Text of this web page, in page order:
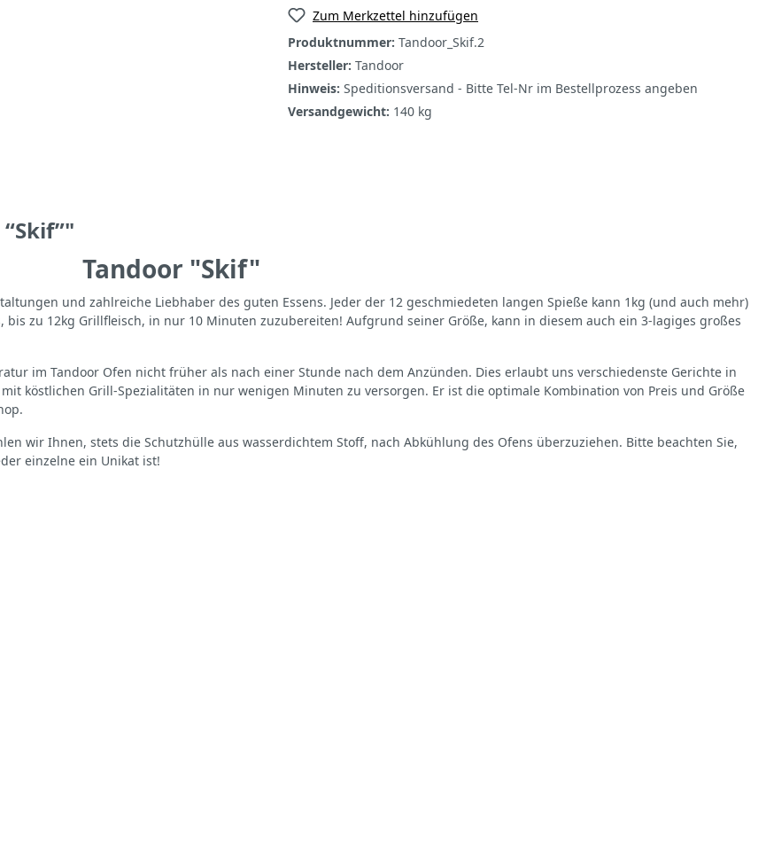
Zum Merkzettel hinzufügen
Produktnummer: Tandoor_Skif.2
Hersteller: Tandoor
Hinweis: Speditionsversand - Bitte Tel-Nr im Bestellprozess angeben
Versandgewicht: 140 kg
Tandoor "Skif"
und zahlreiche Liebhaber des guten Essens. Jeder der 12 geschmiedeten langen Spieße kann 1kg (und auch mehr)
zu 12kg Grillfleisch, in nur 10 Minuten zuzubereiten! Aufgrund seiner Größe, kann in diesem auch ein 3-lagiges großes
im Tandoor Ofen nicht früher als nach einer Stunde nach dem Anzünden. Dies erlaubt uns verschiedenste Gerichte in
köstlichen Grill-Spezialitäten in nur wenigen Minuten zu versorgen. Er ist die optimale Kombination von Preis und Größe
wir Ihnen, stets die Schutzhülle aus wasserdichtem Stoff, nach Abkühlung des Ofens überzuziehen. Bitte beachten Sie,
einzelne ein Unikat ist!